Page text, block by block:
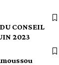
CONSEIL
2023